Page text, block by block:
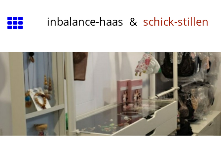
inbalance-haas & schick-stillen